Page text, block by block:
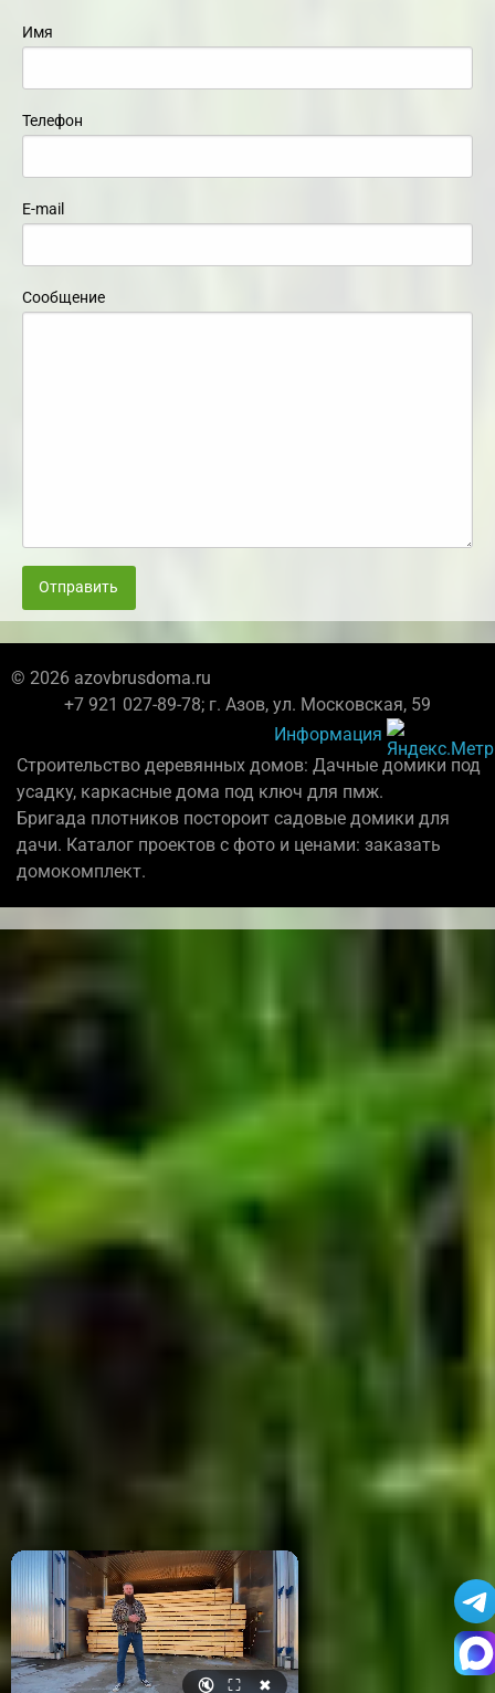
Имя
Телефон
E-mail
Сообщение
Отправить
© 2026 azovbrusdoma.ru
+7 921 027-89-78; г. Азов, ул. Московская, 59
Информация
Строительство деревянных домов: Дачные домики под
усадку, каркасные дома под ключ для пмж.
Бригада плотников постороит садовые домики для
дачи. Каталог проектов с фото и ценами: заказать
домокомплект.
🔇 ⛶ ✖